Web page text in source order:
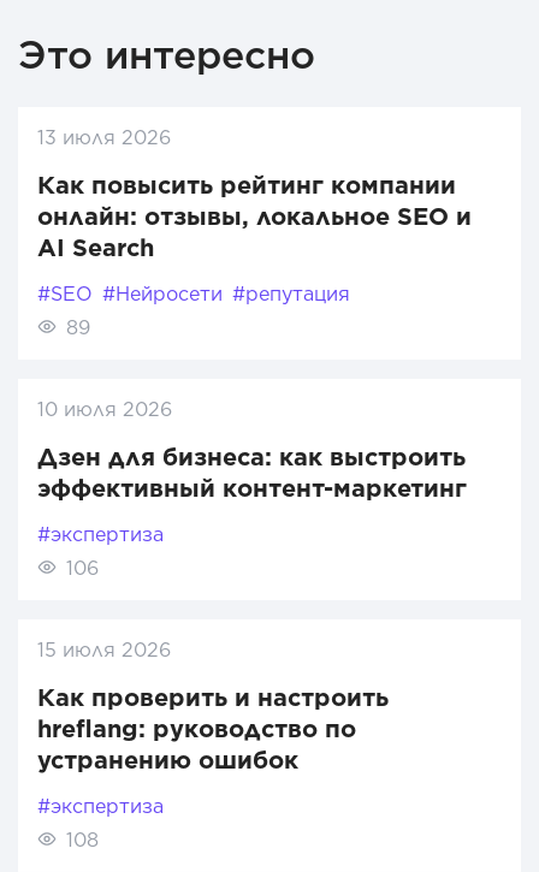
Это интересно
13 июля 2026
Как повысить рейтинг компании
онлайн: отзывы, локальное SEO и
AI Search
#SEO #Нейросети #репутация
89
10 июля 2026
Дзен для бизнеса: как выстроить
эффективный контент-маркетинг
#экспертиза
106
15 июля 2026
Как проверить и настроить
hreflang: руководство по
устранению ошибок
#экспертиза
108